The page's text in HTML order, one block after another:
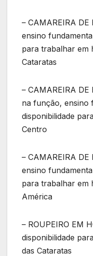
– CAMAREIRA DE
ensino
para trabalhar em
Cataratas
– CAMAREIRA
na função, ensino
disponibilidade
Centro
– CAMAREIRA DE
ensino
para trabalhar em
América
– ROUPEIRO EM
disponibilidade
das Cataratas